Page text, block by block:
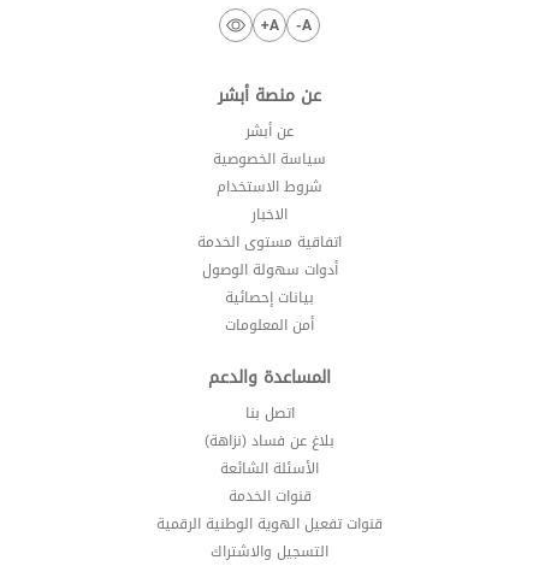
A-
A+
عن منصة أبشر
عن أبشر
سياسة الخصوصية
شروط الاستخدام
الاخبار
اتفاقية مستوى الخدمة
أدوات سهولة الوصول
بيانات إحصائية
أمن المعلومات
المساعدة والدعم
اتصل بنا
بلاغ عن فساد (نزاهة)
الأسئلة الشائعة
قنوات الخدمة
قنوات تفعيل الهوية الوطنية الرقمية
التسجيل والاشتراك